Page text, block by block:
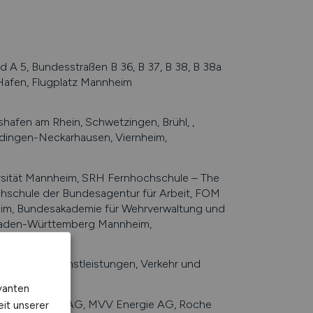
A 5, Bundesstraßen B 36, B 37, B 38, B 38a
Flugplatz Mannheim
am Rhein, Schwetzingen, Brühl, ,
Neckarhausen, Viernheim,
Mannheim, SRH Fernhochschule – The
der Bundesagentur für Arbeit, FOM
Bundesakademie für Wehrverwaltung und
Württemberg Mannheim,
Dienstleistungen, Verkehr und
:Friatec AG, MVV Energie AG, Roche
unserer